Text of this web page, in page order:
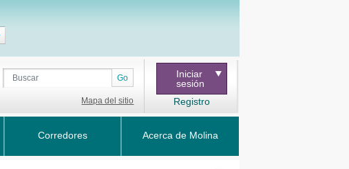
Go
Mapa del sitio
Iniciar
sesión
Registro
Corredores Acerca de Molina